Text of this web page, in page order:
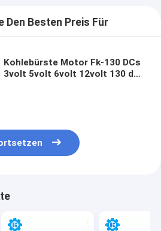
Den Besten Preis Für
Kohlebürste Motor Fk-130 DCs
3volt 5volt 6volt 12volt 130 der